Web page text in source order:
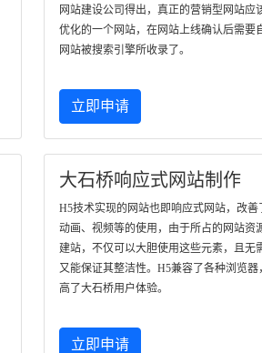
网站建设公司得出，真正的营销型网站
优化的一个网站，在网站上线确认后需
网站被搜索引擎所收录了。
立即申请
大石桥响应式网站制作
H5技术实现的网站也即响应式网站，改
动画、视频等的使用，由于所占的网站
建站，不仅可以大胆使用这些元素，且无
又能保证其整洁性。H5兼容了各种浏览
高了大石桥用户体验。
立即申请